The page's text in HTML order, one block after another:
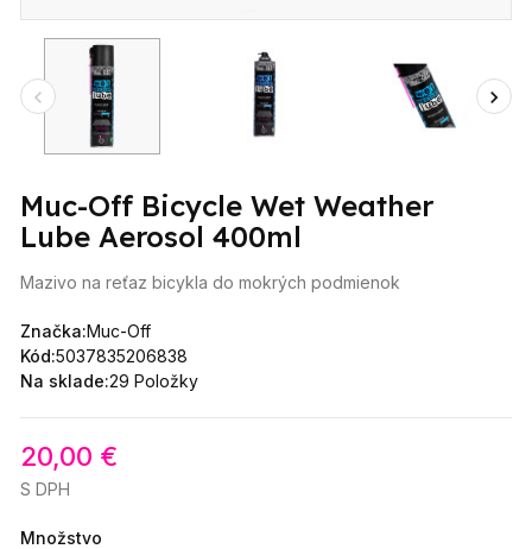
Muc-Off Bicycle Wet Weather
Lube Aerosol 400ml
Mazivo na reťaz bicykla do mokrých podmienok
Značka:Muc-Off
Kód:5037835206838
Na sklade:29 Položky
20,00 €
S DPH
Množstvo